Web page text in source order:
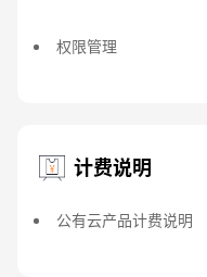
权限管理
计费说明
公有云产品计费说明